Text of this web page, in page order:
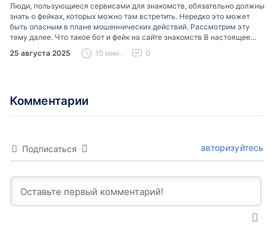
Люди, пользующиеся сервисами для знакомств, обязательно должны
знать о фейках, которых можно там встретить. Нередко это может
быть опасным в плане мошеннических действий. Рассмотрим эту
тему далее. Что такое бот и фейк на сайте знакомств В настоящее
время можно встретить свою…
25 августа 2025 15 мин. 0
Комментарии
Подписаться авторизуйтесь